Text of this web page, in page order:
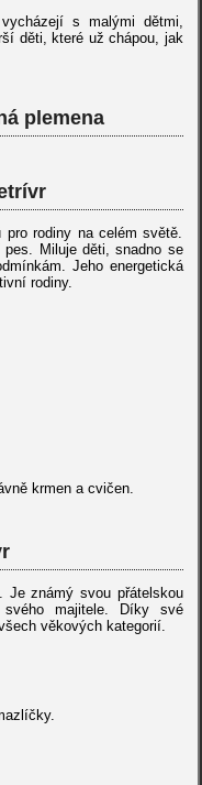
s malými dětmi,
děti, které už chápou, jak
plemena
pro rodiny na celém světě.
Miluje děti, snadno se
Jeho energetická
rodiny.
krmen a cvičen.
známý svou přátelskou
majitele. Díky své
věkových kategorií.